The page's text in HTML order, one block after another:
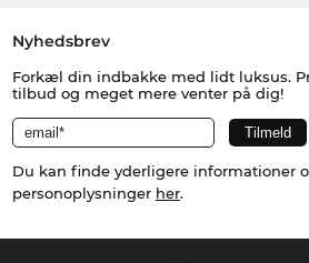
Nyhedsbrev
Forkæl din indbakke med lidt luksus.
tilbud og meget mere venter på dig!
Du kan finde yderligere informationer
personoplysninger her.